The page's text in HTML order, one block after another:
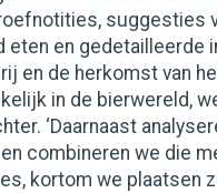
suggesties
eten en gedetailleerde
en de herkomst van
in de bierwereld,
‘Daarnaast
combineren we die
kortom we plaatsen